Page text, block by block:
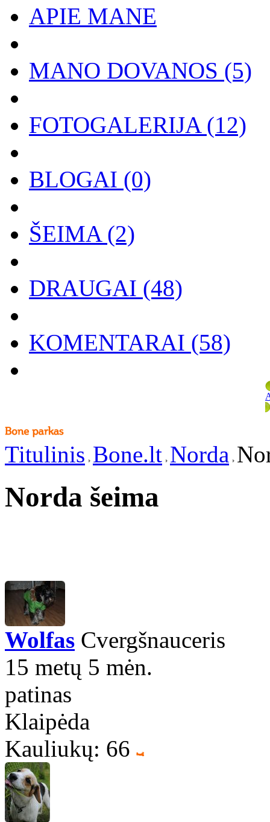
APIE MANE
MANO DOVANOS (5)
FOTOGALERIJA(12)
BLOGAI (0)
ŠEIMA(2)
DRAUGAI (48)
KOMENTARAI (58)
Titulinis Bone.lt Norda
Norda šeima
Wolfas Cvergšnauceris
15 metų 5 mėn.
patinas
Klaipėda
Kauliukų: 66